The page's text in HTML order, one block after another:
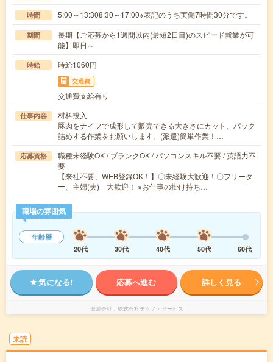
時間 5:00～13:308:30～17:00※表記のうち実働7時間30分です。
期間
長期【ご応募から1週間以内(最短2日目)のスピード就業が可
能】即日～
時給 時給1060円
交通費
交通費支給有り
仕事内容
材料投入
豚肉をナイフで成形して販売できる大きさにカット、パック
詰めする作業をお願いします。(派遣)簡単作業！…
応募資格
職種未経験OK / ブランクOK / パソコンスキル不要 / 英語力不
要
【来社不要、WEB登録OK！】〇未経験大歓迎！〇フリータ
ー、主婦(夫) 大歓迎！ ※お仕事の掛け持ち…
職場の雰囲気
年齢層
20代
30代 40代 50代 60代
気になる! 応募へ進む 詳しく見る
派遣会社 株式会社テクノ・サービス
未読